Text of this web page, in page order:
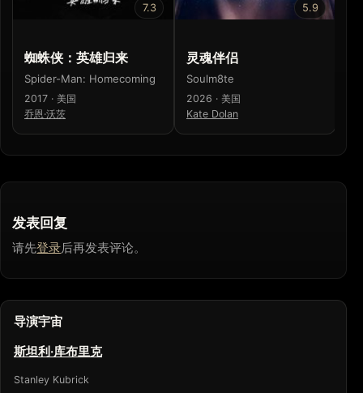
7.3
蜘蛛侠：英雄归来
Spider-Man: Homecoming
2017 · 美国
乔恩·沃茨
5.9
灵魂伴侣
Soulm8te
2026 · 美国
Kate Dolan
发表回复
请先登录后再发表评论。
导演宇宙
斯坦利·库布里克
Stanley Kubrick